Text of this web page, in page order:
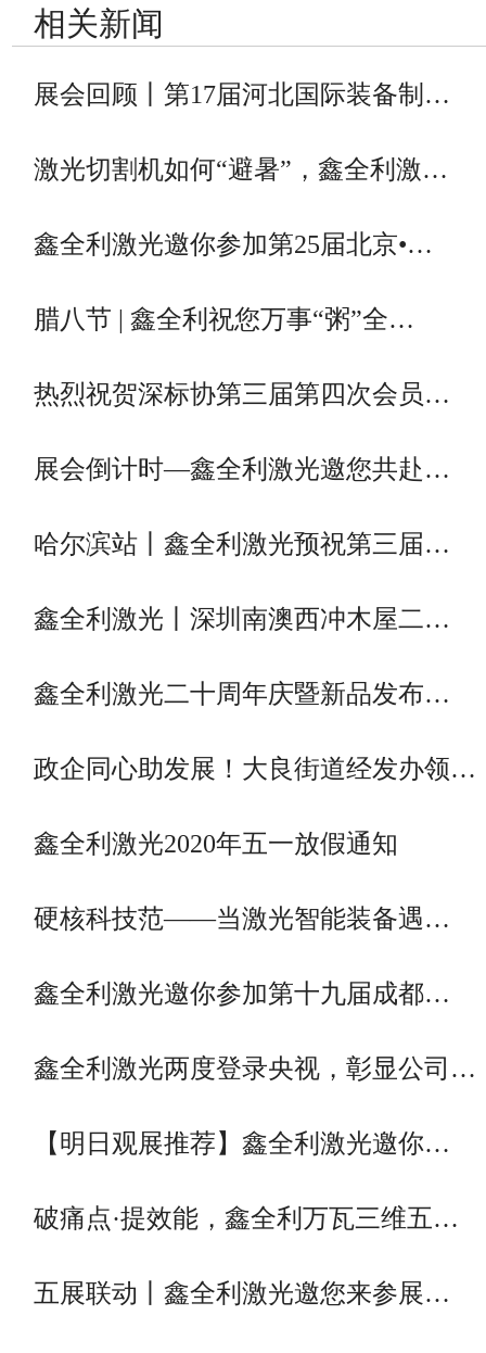
相关新闻
展会回顾丨第17届河北国际装备制…
激光切割机如何“避暑”，鑫全利激…
鑫全利激光邀你参加第25届北京•…
腊八节 | 鑫全利祝您万事“粥”全…
热烈祝贺深标协第三届第四次会员…
展会倒计时—鑫全利激光邀您共赴…
哈尔滨站丨鑫全利激光预祝第三届…
鑫全利激光丨深圳南澳西冲木屋二…
鑫全利激光二十周年庆暨新品发布…
政企同心助发展！大良街道经发办领…
鑫全利激光2020年五一放假通知
硬核科技范——当激光智能装备遇…
鑫全利激光邀你参加第十九届成都…
鑫全利激光两度登录央视，彰显公司…
【明日观展推荐】鑫全利激光邀你…
破痛点·提效能，鑫全利万瓦三维五…
五展联动丨鑫全利激光邀您来参展…